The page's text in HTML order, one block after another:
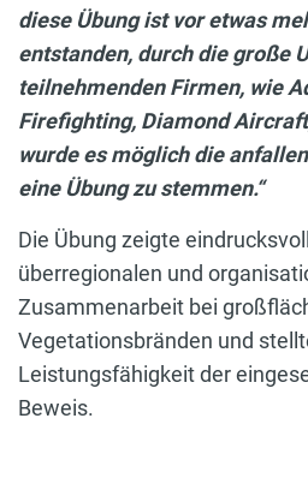
diese Übung ist vor etwas
entstanden, durch die große
teilnehmenden Firmen, wie
Firefighting, Diamond
wurde es möglich die
eine Übung zu stemmen.“
Die Übung zeigte
überregionalen und
Zusammenarbeit bei
Vegetationsbränden und
Leistungsfähigkeit der
Beweis.